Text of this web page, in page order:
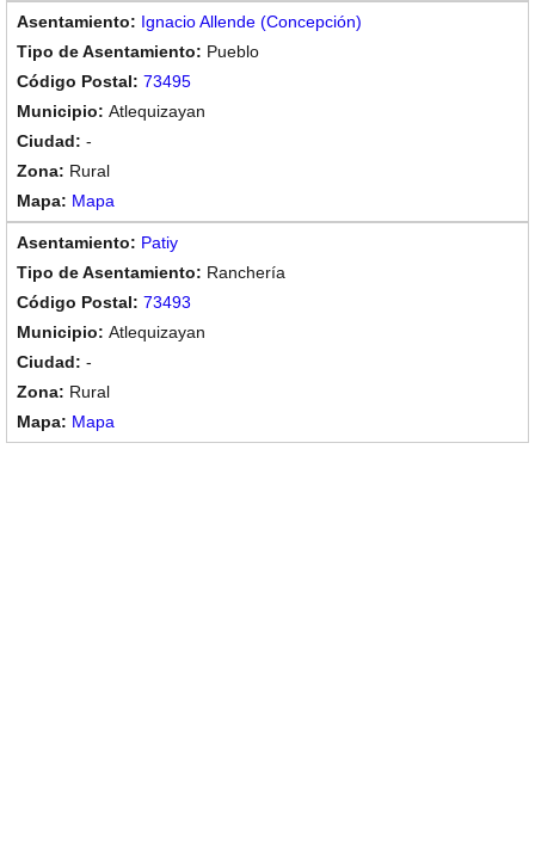
Ignacio Allende (Concepción)
Pueblo
73495
Atlequizayan
-
Rural
Mapa
Patiy
Ranchería
73493
Atlequizayan
-
Rural
Mapa